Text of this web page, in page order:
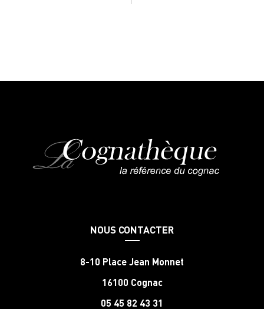
NOUS CONTACTER
8-10 Place Jean Monnet
16100 Cognac
05 45 82 43 31